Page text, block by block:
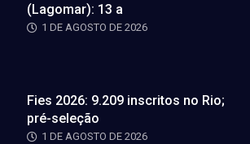
(Lagomar): 13 a
1 DE AGOSTO DE 2026
Fies 2026: 9.209 inscritos no Rio;
pré-seleção
1 DE AGOSTO DE 2026